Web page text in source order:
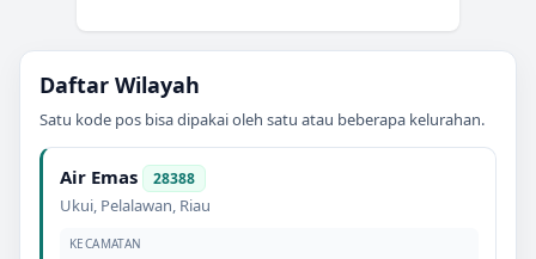
Daftar Wilayah
Satu kode pos bisa dipakai oleh satu atau beberapa kelurahan.
Air Emas 28388
Ukui, Pelalawan, Riau
KECAMATAN